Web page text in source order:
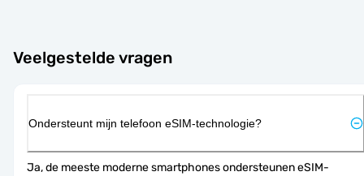
Veelgestelde vragen
Ondersteunt mijn telefoon eSIM-technologie?
Ja, de meeste moderne smartphones ondersteunen eSIM-